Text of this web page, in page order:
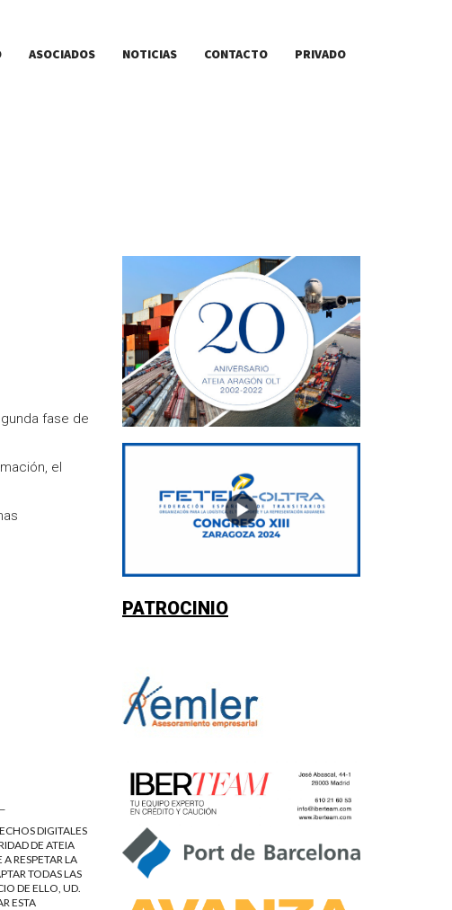
ASOCIADOS NOTICIAS CONTACTO PRIVADO
fase de
el
DIGITALES
DE ATEIA
RESPETAR LA
TODAS LAS
DE ELLO, UD.
ESTA
PATROCINIO